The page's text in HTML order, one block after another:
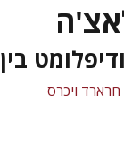
חרארד ויכרס